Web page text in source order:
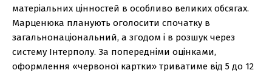
матеріальних цінностей в особливо великих обсягах.
Марценюка планують оголосити спочатку в
загальнонаціональний, а згодом і в розшук через
систему Інтерполу. За попередніми оцінками,
оформлення «червоної картки» триватиме від 5 до 12